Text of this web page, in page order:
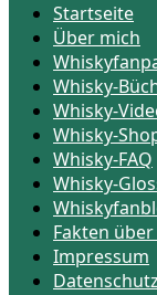
Startseite
Über mich
Whisky-
Whisky-
Whisky-
Whisky-FAQ
Whisky-
Fakten über
Impressum